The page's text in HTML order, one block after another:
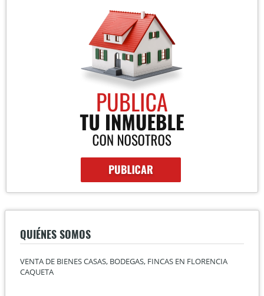
QUIÉNES SOMOS
VENTA DE BIENES CASAS, BODEGAS, FINCAS EN FLORENCIA
CAQUETA